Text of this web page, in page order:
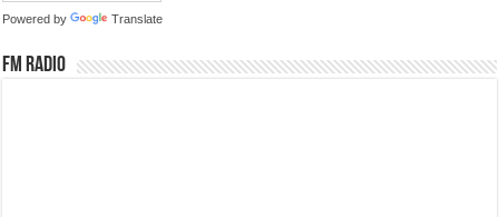
Powered by Translate
FM Radio